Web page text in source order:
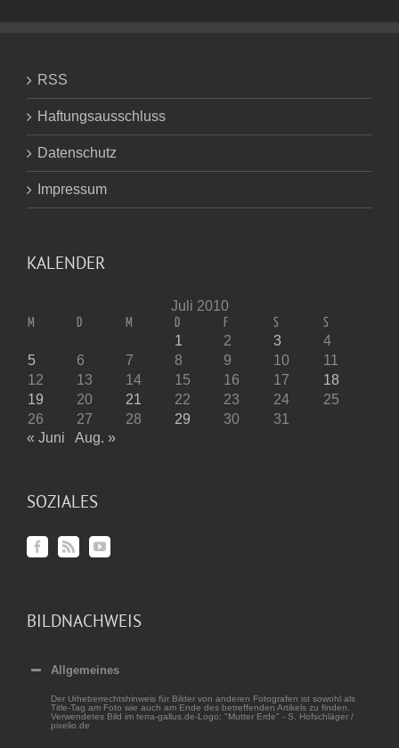
RSS
Haftungsausschluss
Datenschutz
Impressum
KALENDER
Juli 2010
M D M D F S S
1 2 3
4
5
6 7 8 9 10
11
12
13 14 15 16 17
18
19
20 21 22 23 24
25
26
27 28 29 30
31
« Juni
Aug. »
SOZIALES
BILDNACHWEIS
Allgemeines
Der Urheberrechtshinweis für Bilder von anderen Fotografen ist sowohl als
Title-Tag am Foto wie auch am Ende des betreffenden Artikels zu finden.
Verwendetes Bild im terra-gallus.de-Logo: "Mutter Erde" - S. Hofschläger /
pixelio.de